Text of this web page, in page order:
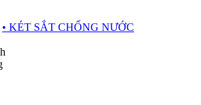
• KÉT SẮT CHỐNG NƯỚC